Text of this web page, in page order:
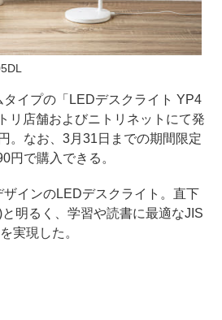
イプの「LEDデスクライト YP4
リ店舗およびニトリネットにて発
。なお、3月31日までの期間限定
円で購入できる。
ザインのLEDデスクライト。直下
明るく、学習や読書に最適なJIS
実現した。